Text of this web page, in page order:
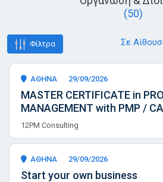
(50)
Φίλτρα Σε
ΑΘΗΝΑ 29/09/2026
MASTER CERTIFICATE in
MANAGEMENT with PMP /
12PM Consulting
ΑΘΗΝΑ 29/09/2026
Start your own business